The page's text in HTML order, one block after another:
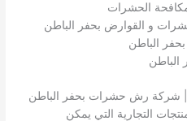
الحشرات
و القوارض بحفر الباطن
الباطن
| شركة رش حشرات بحفر الباطن
التجارية التي يمكن